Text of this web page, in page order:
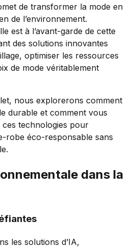
de transformer la mode en
de l’environnement.
est à l’avant-garde de cette
des solutions innovantes
optimiser les ressources
de mode véritablement
nous explorerons comment
durable et comment vous
technologies pour
robe éco-responsable sans
dans la
les solutions d’IA,